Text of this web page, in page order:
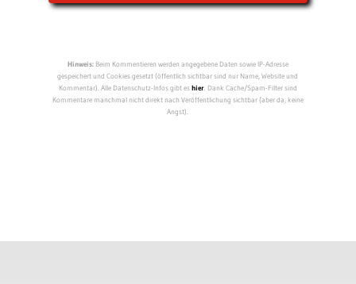
Hinweis:Beim Kommentieren werden angegebene Daten sowie IP-Adresse
gespeichert und Cookies gesetzt (öffentlich sichtbar sind nur Name, Website und
Kommentar). Alle Datenschutz-Infos gibt eshier. Dank Cache/Spam-Filter sind
Kommentare manchmal nicht direkt nach Veröffentlichung sichtbar (aber da, keine
Angst).